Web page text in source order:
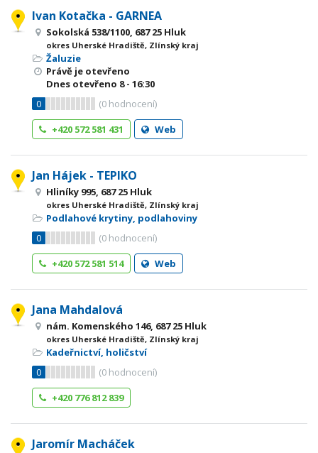
Ivan Kotačka - GARNEA
Sokolská 538/1100, 687 25 Hluk
okres Uherské Hradiště, Zlínský kraj
Žaluzie
Právě je otevřeno
Dnes otevřeno 8 - 16:30
0
(0 hodnocení)
+420 572 581 431
Web
Jan Hájek - TEPIKO
Hliníky 995, 687 25 Hluk
okres Uherské Hradiště, Zlínský kraj
Podlahové krytiny, podlahoviny
0
(0 hodnocení)
+420 572 581 514
Web
Jana Mahdalová
nám. Komenského 146, 687 25 Hluk
okres Uherské Hradiště, Zlínský kraj
Kadeřnictví, holičství
0
(0 hodnocení)
+420 776 812 839
Jaromír Macháček